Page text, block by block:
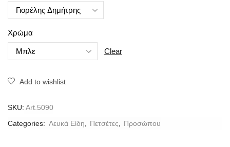
Χρώμα
Clear
Add to wishlist
SKU: Art.5090
Categories: Λευκά Είδη, Πετσέτες, Προσώπου